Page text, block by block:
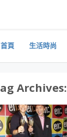
首頁 生活時尚
Archives: